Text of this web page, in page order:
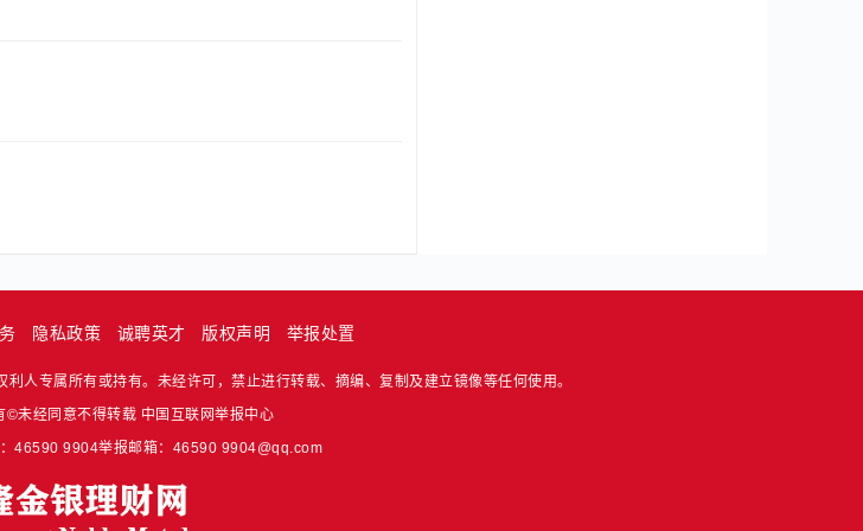
隐私政策 诚聘英才 版权声明 举报处置
人专属所有或持有。未经许可，禁止进行转载、摘编、复制及建立镜像等任何使用。
©未经同意不得转载 中国互联网举报中心
46590 9904举报邮箱：46590 9904@qq.com